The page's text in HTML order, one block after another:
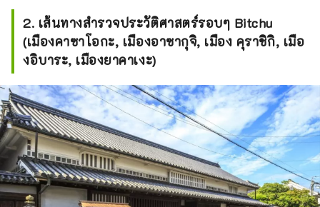
2. เส้นทางสำรวจประวัติศาสตร์รอบๆ Bitchu
(เมืองคาซาโอกะ, เมืองอาซากุจิ, เมือง คุราชิกิ, เมือ
งอิบาระ, เมืองยาคาเงะ)